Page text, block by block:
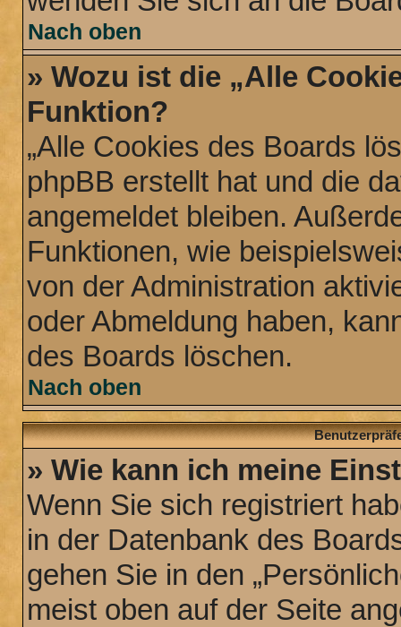
Nach oben
» Wozu ist die „Alle
Funktion?
„Alle Cookies des Boards
phpBB erstellt hat und die
angemeldet bleiben.
Funktionen, wie
von der Administration
oder Abmeldung haben,
des Boards löschen.
Nach oben
» Wie kann ich meine
Wenn Sie sich registriert
in der Datenbank des
gehen Sie in den
meist oben auf der Seite